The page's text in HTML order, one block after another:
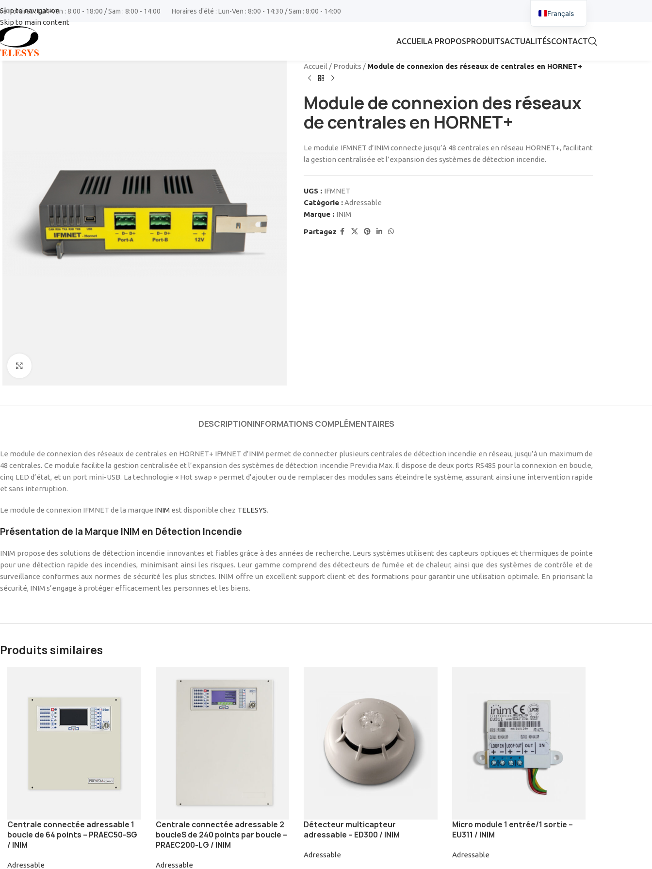
Skip to navigation
Skip to main content
Horaires : Lun-Ven : 8:00 - 18:00 / Sam : 8:00 - 14:00 Horaires d'été : Lun-Ven : 8:00 - 14:30 / Sam : 8:00 - 14:00
ACCUEILA PROPOSPRODUITSACTUALITÉSCONTACT
Accueil / Produits / Module de connexion des réseaux de centrales en HORNET+
Module de connexion des réseaux
de centrales en HORNET+
Le module IFMNET d’INIM connecte jusqu’à 48 centrales en réseau HORNET+, facilitant
la gestion centralisée et l’expansion des systèmes de détection incendie.
UGS : IFMNET
Catégorie :Adressable
Marque : INIM
Partagez
DESCRIPTIONINFORMATIONS COMPLÉMENTAIRES
Le module de connexion des réseaux de centrales en HORNET+ IFMNET d’INIM permet de connecter plusieurs centrales de détection incendie en réseau, jusqu’à un maximum de
48 centrales. Ce module facilite la gestion centralisée et l’expansion des systèmes de détection incendie Previdia Max. Il dispose de deux ports RS485 pour la connexion en boucle,
cinq LED d’état, et un port mini-USB. La technologie « Hot swap » permet d’ajouter ou de remplacer des modules sans éteindre le système, assurant ainsi une intervention rapide
et sans interruption.
Le module de connexion IFMNET de la marque INIM est disponible chez TELESYS.
Présentation de la Marque INIM en Détection Incendie
INIM propose des solutions de détection incendie innovantes et fiables grâce à des années de recherche. Leurs systèmes utilisent des capteurs optiques et thermiques de pointe
pour une détection rapide des incendies, minimisant ainsi les risques. Leur gamme comprend des détecteurs de fumée et de chaleur, ainsi que des systèmes de contrôle et de
surveillance conformes aux normes de sécurité les plus strictes. INIM offre un excellent support client et des formations pour garantir une utilisation optimale. En priorisant la
sécurité, INIM s’engage à protéger efficacement les personnes et les biens.
Produits similaires
Centrale connectée adressable 1
boucle de 64 points – PRAEC50-SG
/ INIM
Adressable
Centrale connectée adressable 2
boucleS de 240 points par boucle –
PRAEC200-LG / INIM
Adressable
Détecteur multicapteur
adressable – ED300 / INIM
Adressable
Micro module 1 entrée/1 sortie –
EU311 / INIM
Adressable
Français